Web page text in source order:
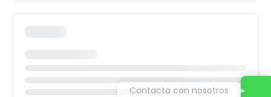
Contacta con nosotros